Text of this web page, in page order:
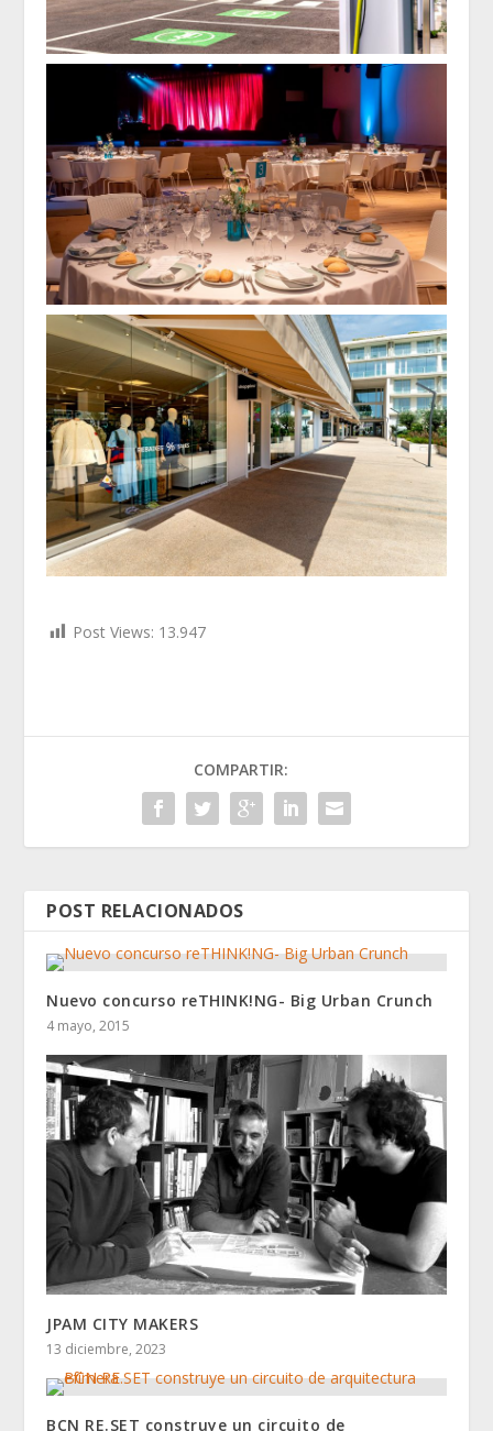
Post Views: 13.947
COMPARTIR:
POST RELACIONADOS
Nuevo concurso reTHINK!NG- Big Urban Crunch
4 mayo, 2015
JPAM CITY MAKERS
13 diciembre, 2023
BCN RE.SET construye un circuito de